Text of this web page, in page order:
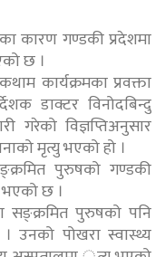
कारण गण्डकी प्रदेशमा
छ ।
कार्यक्रमका प्रवक्ता
डाक्टर विनोदबिन्दु
गरेको विज्ञप्तिअनुसार
मृत्यु भएको हो ।
पुरुषको गण्डकी
छ ।
सङ्क्रमित पुरुषको पनि
उनको पोखरा स्वास्थ्य